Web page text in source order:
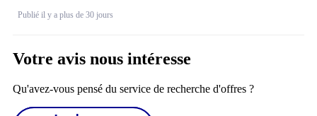
Publié il y a plus de 30 jours
Votre avis nous intéresse
Qu'avez-vous pensé du service de recherche d'offres ?